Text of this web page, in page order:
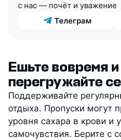
с нас — почёт и уважение
Телеграм
Ешьте вовремя
перегружайте
Поддерживайте
отдыха. Пропуски могут
уровня сахара в крови и
самочувствия. Берите с